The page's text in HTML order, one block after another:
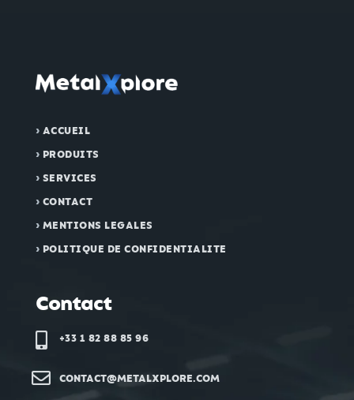
› ACCUEIL
› PRODUITS
› SERVICES
› CONTACT
› MENTIONS LEGALES
› POLITIQUE DE CONFIDENTIALITE
Contact
+33 1 82 88 85 96‬
 CONTACT@METALXPLORE.COM